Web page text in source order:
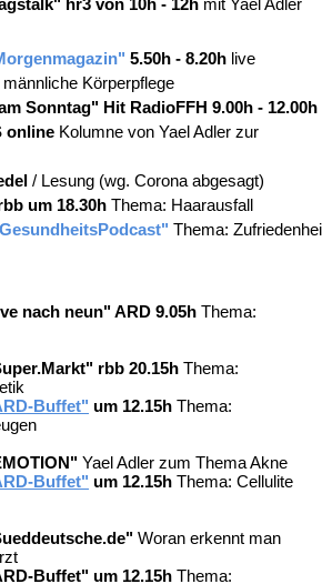
hr3 von 10h - 12hmit Yael Adler
5.50h - 8.20hlive
männliche Körperpflege
Sonntag" Hit RadioFFH 9.00h - 12.00h
Kolumne von Yael Adler zur
/ Lesung (wg. Corona abgesagt)
um 18.30hThema: Haarausfall
Thema:
nach neun" ARD 9.05h Thema:
rbb 20.15h Thema:
Buffet" um 12.15h Thema:
Yael Adler zum Thema Akne
Buffet" um 12.15h Thema: Cellulite
Woran erkennt man
Buffet" um 12.15h Thema: